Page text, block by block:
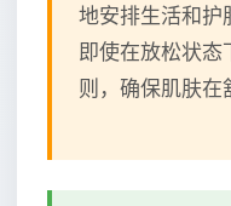
地安排生活和护
即使在放松状
则，确保肌肤在